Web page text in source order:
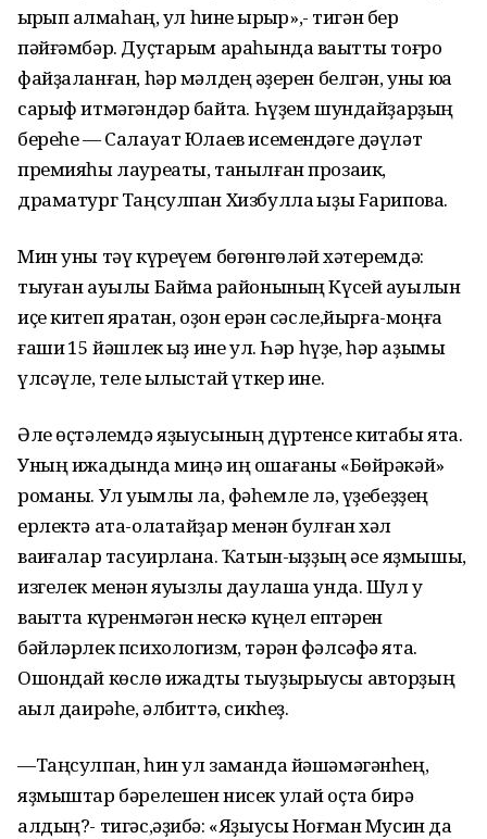
ҡырҡып ҡалмаһаң, ул һине ҡырҡыр»,- тигән бер
пәйғәмбәр. Дуҫтарым араһында ваҡытты тоғро
файҙаланған, һәр мәлдең ҡәҙерен белгән, уны юҡҡа
сарыф итмәгәндәр байтаҡ. Һүҙем шундайҙарҙың
береһе — Салауат Юлаев исемендәге дәүләт
премияһы лауреаты, танылған прозаик,
драматург Таңсулпан Хизбулла ҡыҙы Fарипова.
Мин уны тәү күреүем бөгөнгөләй хәтеремдә:
тыуған ауылы Баймаҡ районының Күсей ауылын
иҫе китеп яратҡан, оҙон ерән сәсле,йырға-моңға
ғашиҡ 15 йәшлек ҡыҙ ине ул. Һәр һүҙе, һәр аҙымы
үлсәүле, теле ҡылыстай үткер ине.
Әле өҫтәлемдә яҙыусының дүртенсе китабы ята.
Уның ижадында миңә иң оҡшағаны «Бөйрәкәй»
романы. Ул уҡымлы ла, фәһемле лә, үҙебеҙҙең
ерлектә ата-олатайҙар менән булған хәл
ваҡиғалар тасуирлана. Ҡатын-ҡыҙҙың әсе яҙмышы,
изгелек менән яуызлыҡ даулаша унда. Шул уҡ
ваҡытта күренмәгән нескә күңел ептәрен
бәйләрлек психологизм, тәрән фәлсәфә ята.
Ошондай көслө ижадты тыуҙырыусы авторҙың
аҡыл даирәһе, әлбиттә, сикһеҙ.
—Таңсулпан, һин ул заманда йәшәмәгәнһең,
яҙмыштар бәрелешен нисек улай оҫта бирә
алдың?- тигәс,әҙибә: «Яҙыусы Ноғман Мусин да